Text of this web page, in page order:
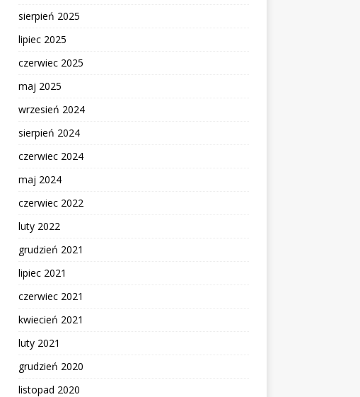
sierpień 2025
lipiec 2025
czerwiec 2025
maj 2025
wrzesień 2024
sierpień 2024
czerwiec 2024
maj 2024
czerwiec 2022
luty 2022
grudzień 2021
lipiec 2021
czerwiec 2021
kwiecień 2021
luty 2021
grudzień 2020
listopad 2020